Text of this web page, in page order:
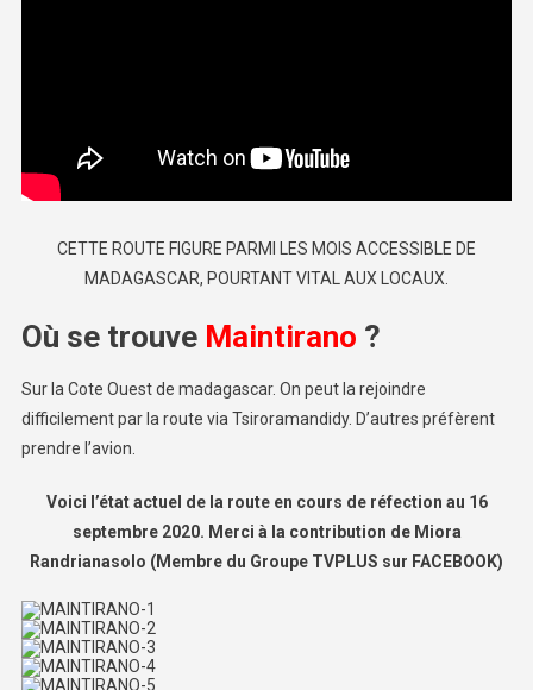
CETTE ROUTE FIGURE PARMI LES MOIS ACCESSIBLE DE
MADAGASCAR, POURTANT VITAL AUX LOCAUX.
Où se trouve Maintirano ?
Sur la Cote Ouest de madagascar. On peut la rejoindre
difficilement par la route via Tsiroramandidy. D’autres préfèrent
prendre l’avion.
Voici l’état actuel de la route en cours de réfection au 16
septembre 2020. Merci à la contribution de Miora
Randrianasolo (Membre du Groupe TVPLUS sur FACEBOOK)